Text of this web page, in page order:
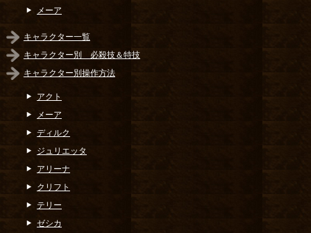
メーア
キャラクター一覧
キャラクター別 必殺技＆特技
キャラクター別操作方法
アクト
メーア
ディルク
ジュリエッタ
アリーナ
クリフト
テリー
ゼシカ